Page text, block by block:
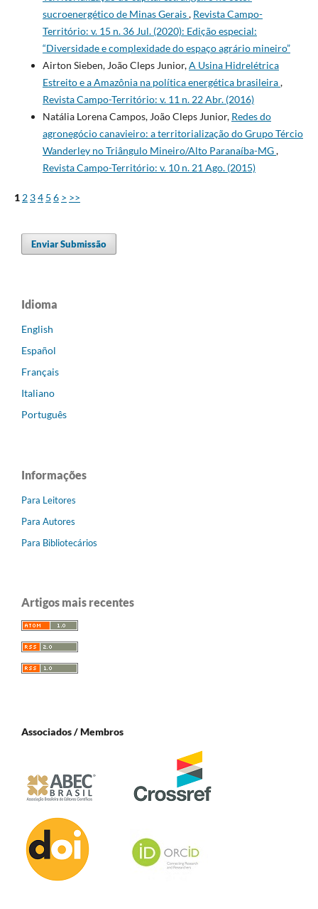
sucroenergético de Minas Gerais, Revista Campo-
Território: v. 15 n. 36 Jul. (2020): Edição especial:
“Diversidade e complexidade do espaço agrário mineiro”
Airton Sieben, João Cleps Junior,A Usina Hidrelétrica
Estreito e a Amazônia na política energética brasileira,
Revista Campo-Território: v. 11 n. 22 Abr. (2016)
Natália Lorena Campos, João Cleps Junior, Redes do
agronegócio canavieiro: a territorialização do Grupo Tércio
Wanderley no Triângulo Mineiro/Alto Paranaíba-MG,
Revista Campo-Território: v. 10 n. 21 Ago. (2015)
1 2 34 5 6 > >>
Enviar Submissão
Idioma
English
Español
Français
Italiano
Português
Informações
Para Leitores
Para Autores
Para Bibliotecários
Artigos mais recentes
Associados / Membros